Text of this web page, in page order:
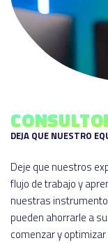
DEJA QUE NUESTRO
Deje que nuestros
flujo de trabajo y
nuestras
pueden ahorrarle a
comenzar y